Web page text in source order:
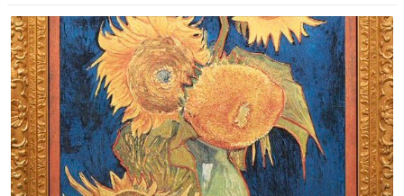
ト
数
数